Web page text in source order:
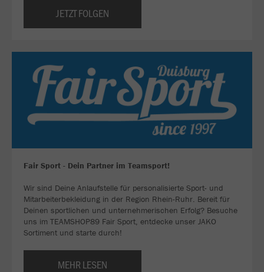
JETZT FOLGEN
Fair Sport - Dein Partner im Teamsport!
Wir sind Deine Anlaufstelle für personalisierte Sport- und
Mitarbeiterbekleidung in der Region Rhein-Ruhr. Bereit für
Deinen sportlichen und unternehmerischen Erfolg? Besuche
uns im TEAMSHOP89 Fair Sport, entdecke unser JAKO
Sortiment und starte durch!
MEHR LESEN